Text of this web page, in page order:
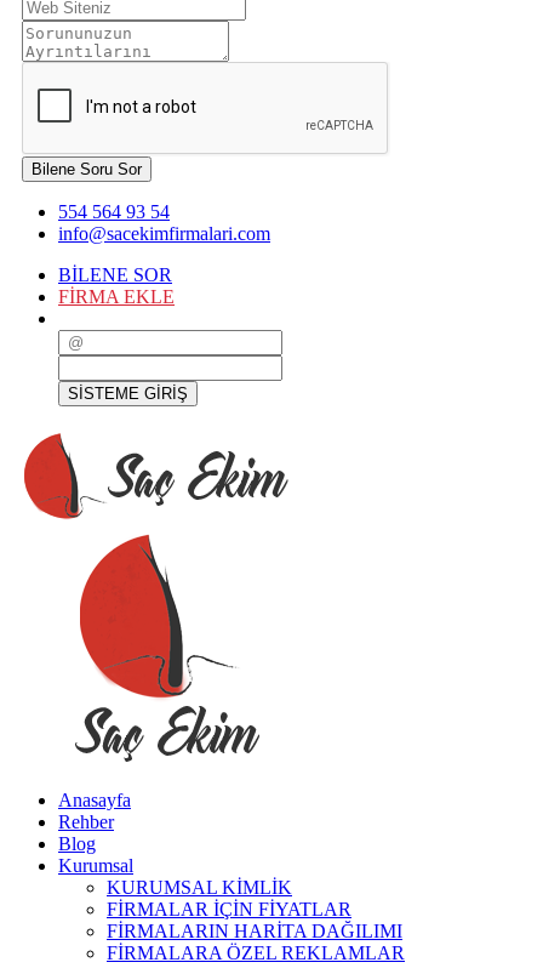
Bilene Soru Sor
554 564 93 54
info@sacekimfirmalari.com
BİLENE SOR
FİRMA EKLE
SİSTEME GİRİŞ
Anasayfa
Rehber
Blog
Kurumsal
KURUMSAL KİMLİK
FİRMALAR İÇİN FİYATLAR
FİRMALARIN HARİTA DAĞILIMI
FİRMALARA ÖZEL REKLAMLAR